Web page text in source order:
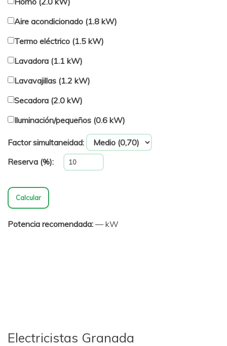
Aire acondicionado (1.8 kW)
Termo eléctrico (1.5 kW)
Lavadora (1.1 kW)
Lavavajillas (1.2 kW)
Secadora (2.0 kW)
Iluminación/pequeños (0.6 kW)
Factor simultaneidad:
Reserva (%):
Calcular
Potencia recomendada: — kW
Electricistas Granada